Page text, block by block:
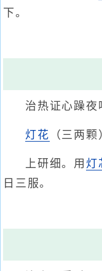
下。
治热证心躁夜
灯花 （三两颗
上研细。用 灯
日三服。